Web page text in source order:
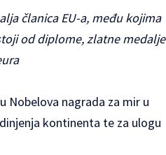
članica EU-a, među kojima
od diplome, zlatne medalje
Nobelova nagrada za mir u
kontinenta te za ulogu